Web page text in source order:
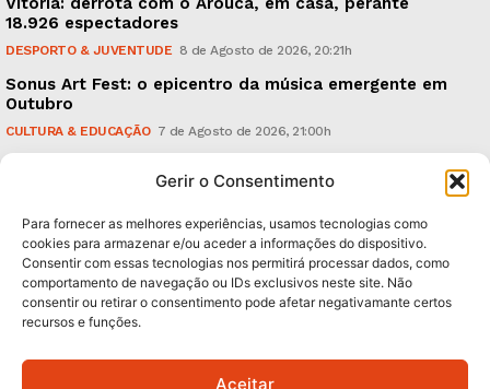
Gerir o Consentimento
Para fornecer as melhores experiências, usamos tecnologias como
cookies para armazenar e/ou aceder a informações do dispositivo.
Consentir com essas tecnologias nos permitirá processar dados, como
comportamento de navegação ou IDs exclusivos neste site. Não
consentir ou retirar o consentimento pode afetar negativamante certos
recursos e funções.
Aceitar
18.926 espectadores
DESPORTO & JUVENTUDE 8 de Agosto de 2026, 20:21h
Sonus Art Fest: o epicentro da música emergente em
Outubro
CULTURA & EDUCAÇÃO 7 de Agosto de 2026, 21:00h
Subscreva Newsletter: